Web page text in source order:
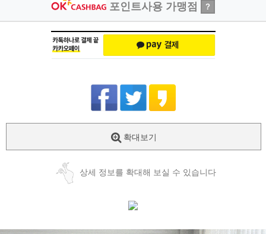
포인트사용 가맹점 ?
확대보기
상세 정보를 확대해 보실 수 있습니다